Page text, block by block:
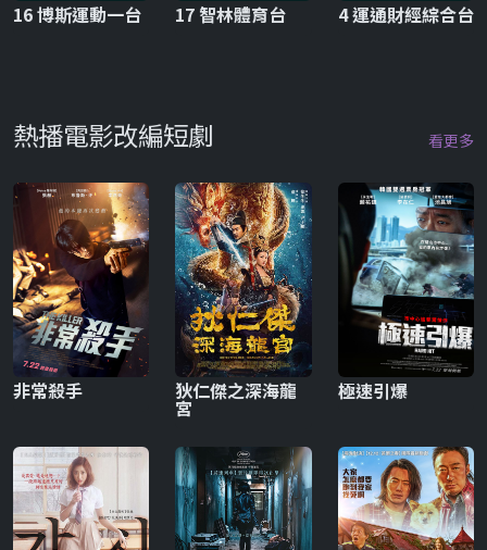
16 博斯運動一台 17 智林體育台 4 運通財經綜合台
熱播電影改編短劇 看更多
非常殺手 狄仁傑之深海龍
宮
極速引爆